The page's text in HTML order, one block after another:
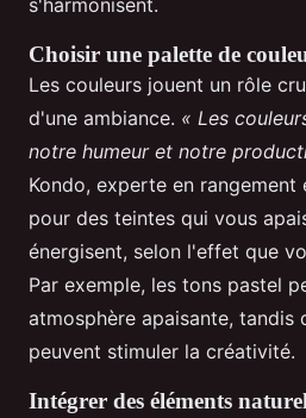
s'harmonisent.
Choisir une palette de
Les couleurs jouent un rôle
d'une ambiance. « Les
notre humeur et notre
Kondo, experte en
pour des teintes qui vous
énergisent, selon l'effet que
Par exemple, les tons pastel
atmosphère apaisante, tandis
peuvent stimuler la créativité.
Intégrer des éléments